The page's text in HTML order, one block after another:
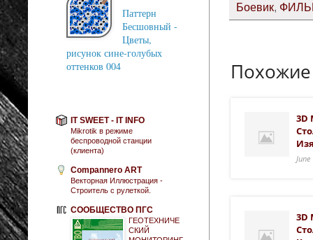
Боевик,
3D
3D
Паттерн
Бесшовный -
Цветы,
рисунок сине-голубых
оттенков 004
IT SWEET - IT INFO
Mikrotik в режиме
беспроводной станции
(клиента)
Compannero ART
Векторная Иллюстрация -
Строитель с рулеткой.
СООБЩЕСТВО ПГС
ГЕОТЕХНИЧЕ
СКИЙ